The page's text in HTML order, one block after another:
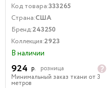
Код товара:333265
Страна:США
Бренд:243250
Коллекция:2923
В наличии
924 р.
розница
Минимальный заказ ткани от 3
метров